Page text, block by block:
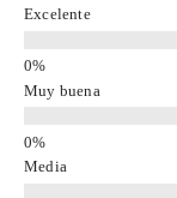
Excelente
Muy buena
Media